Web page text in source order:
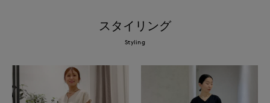
スタイリング
Styling